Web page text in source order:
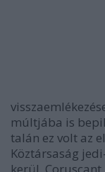
múltjába is
talán ez volt az
Köztársaság
kerül.